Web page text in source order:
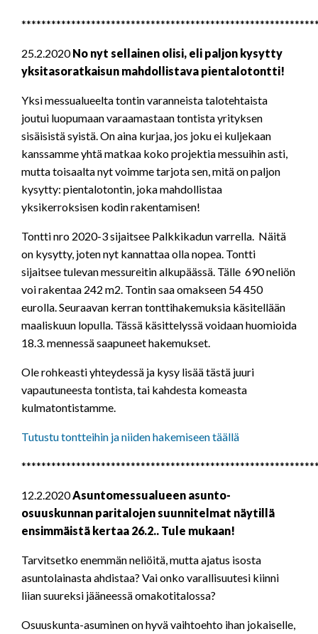
25.2.2020No nyt sellainen olisi, eli paljon kysytty
yksitasoratkaisun mahdollistava pientalotontti!
Yksi messualueelta tontin varanneista talotehtaista
joutui luopumaan varaamastaan tontista yrityksen
sisäisistä syistä. On aina kurjaa, jos joku ei kuljekaan
kanssamme yhtä matkaa koko projektia messuihin asti,
mutta toisaalta nyt voimme tarjota sen, mitä on paljon
kysytty: pientalotontin, joka mahdollistaa
yksikerroksisen kodin rakentamisen!
Tontti nro 2020-3 sijaitsee Palkkikadun varrella. Näitä
on kysytty, joten nyt kannattaa olla nopea. Tontti
sijaitsee tulevan messureitin alkupäässä. Tälle 690 neliön
voi rakentaa 242 m2. Tontin saa omakseen 54 450
eurolla. Seuraavan kerran tonttihakemuksia käsitellään
maaliskuun lopulla. Tässä käsittelyssä voidaan huomioida
18.3. mennessä saapuneet hakemukset.
Ole rohkeasti yhteydessä ja kysy lisää tästä juuri
vapautuneesta tontista, tai kahdesta komeasta
kulmatontistamme.
Tutustu tontteihin ja niiden hakemiseen täällä
12.2.2020Asuntomessualueen asunto-
osuuskunnan paritalojen suunnitelmat näytillä
ensimmäistä kertaa 26.2.. Tule mukaan!
Tarvitsetko enemmän neliöitä, mutta ajatus isosta
asuntolainasta ahdistaa? Vai onko varallisuutesi kiinni
liian suureksi jääneessä omakotitalossa?
Osuuskunta-asuminen on hyvä vaihtoehto ihan jokaiselle,